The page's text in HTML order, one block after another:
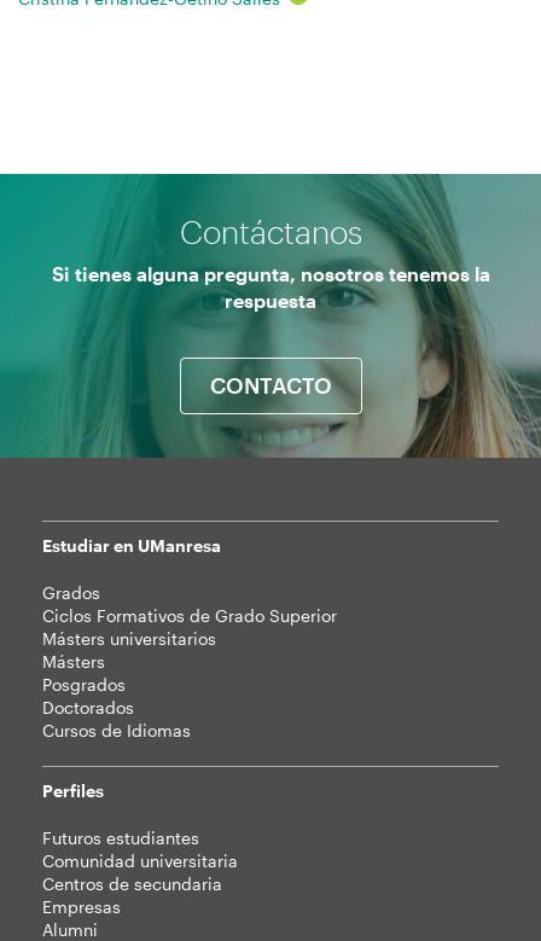
Contáctanos
Si tienes alguna pregunta, nosotros tenemos la
respuesta
CONTACTO
Mapa
web
Estudiar en UManresa
Grados
Ciclos Formativos de Grado Superior
Másters universitarios
Másters
Posgrados
Doctorados
Cursos de Idiomas
Perfiles
Futuros estudiantes
Comunidad universitaria
Centros de secundaria
Empresas
Alumni